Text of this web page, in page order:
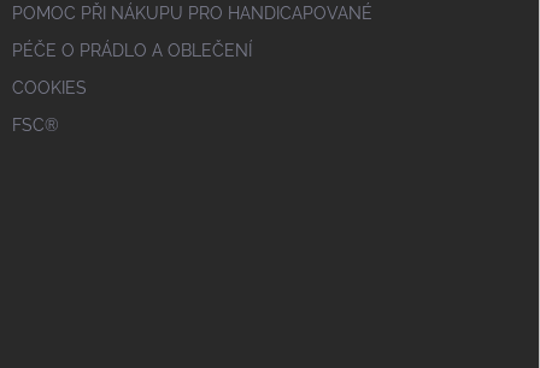
POMOC PŘI NÁKUPU PRO HANDICAPOVANÉ
PÉČE O PRÁDLO A OBLEČENÍ
COOKIES
FSC®